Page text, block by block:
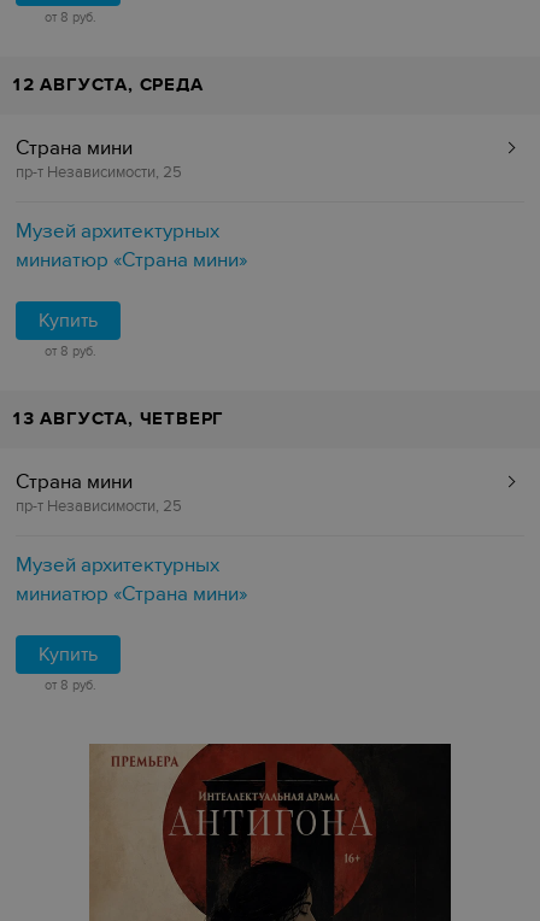
от 8 руб.
12 АВГУСТА, СРЕДА
Страна мини
пр-т Независимости, 25
Музей архитектурных
миниатюр «Страна мини»
Купить
от 8 руб.
13 АВГУСТА, ЧЕТВЕРГ
Страна мини
пр-т Независимости, 25
Музей архитектурных
миниатюр «Страна мини»
Купить
от 8 руб.